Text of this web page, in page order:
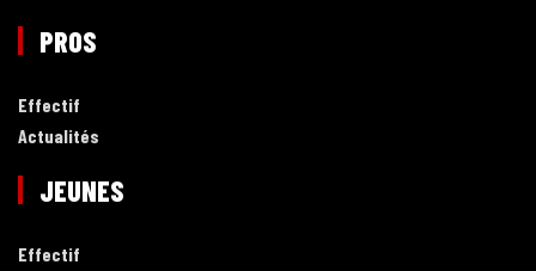
PROS
Effectif
Actualités
JEUNES
Effectif